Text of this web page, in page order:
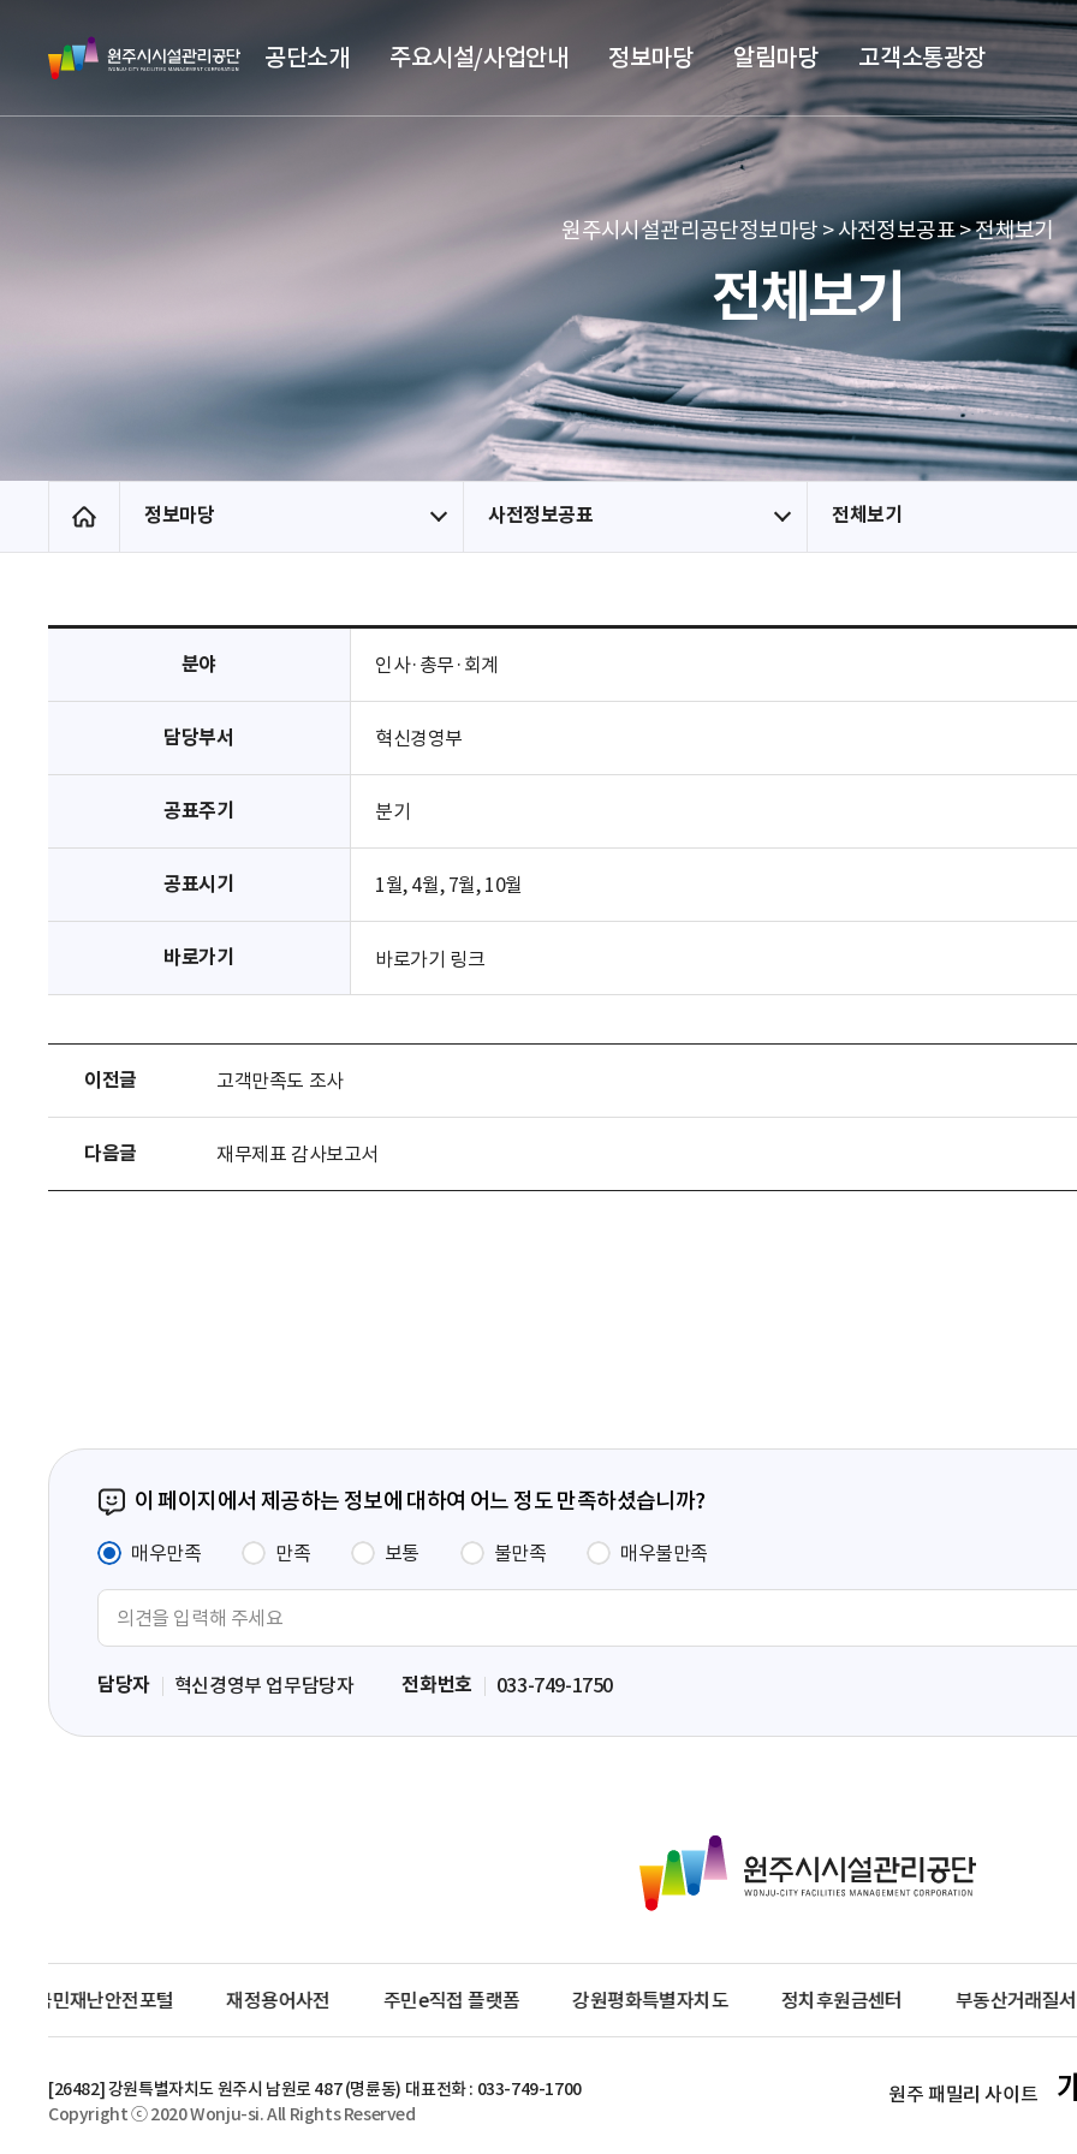
본문 바로가기
메뉴 바로가기
원
주
시
관
단
공단소개 주요시설/사업안내 정보마당 알림마당 고객소통광장
원주시시설관리공단정보마당 > 사전정보공표 > 전체보기
전체보기
홈 정보마당 사전정보공표 전체보기
분야 인사·총무·회계
담당부서 혁신경영부
공표주기 분기
공표시기 1월, 4월, 7월, 10월
바로가기 바로가기 링크
이전글 고객만족도 조사
다음글 재무제표 감사보고서
이 페이지에서 제공하는 정보에 대하여 어느 정도 만족하셨습니까?
매우만족 만족 보통 불만족 매우불만족
력
담당자 혁신경영부 업무담당자 전화번호 033-749-1750
주
시
설
관
리
공
국민재난안전포털 재정용어사전 주민e직접 플랫폼 강원평화특별자치도 정치후원금센터 부동산거래질
[26482] 강원특별자치도 원주시 남원로 487 (명륜동) 대표전화 : 033-749-1700
Copyright ⓒ 2020 Wonju-si. All Rights Reserved
원주 패밀리 사이트